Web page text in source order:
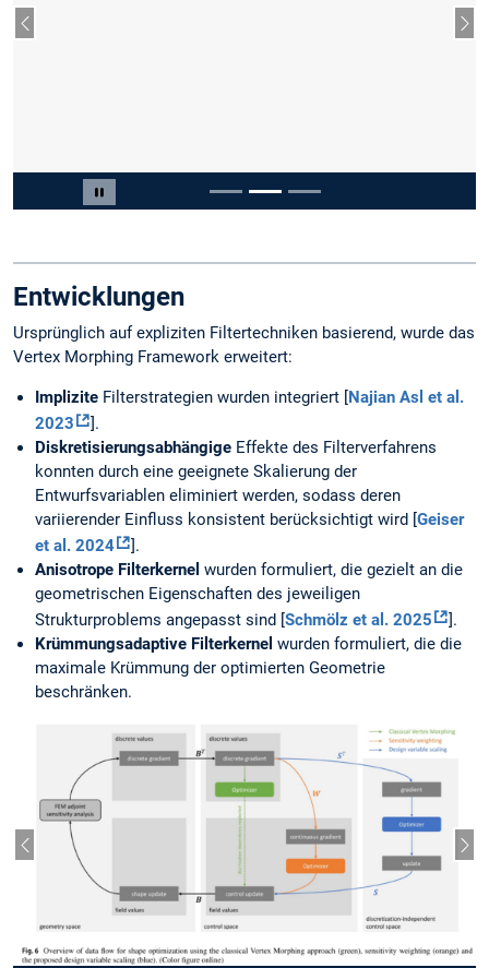
Carousel pausieren
Vorheriger Slide
Slide 2 von 3
Entwicklungen
Ursprünglich auf expliziten Filtertechniken basierend, wurde das
Vertex Morphing Framework erweitert:
Implizite Filterstrategien wurden integriert [ Najian Asl et al.
2023
].
Diskretisierungsabhängige Effekte des Filterverfahrens
konnten durch eine geeignete Skalierung der
Entwurfsvariablen eliminiert werden, sodass deren
variierender Einfluss konsistent berücksichtigt wird [ Geiser
et al. 2024
].
Anisotrope Filterkernel wurden formuliert, die gezielt an die
geometrischen Eigenschaften des jeweiligen
Strukturproblems angepasst sind [ Schmölz et al. 2025
].
Krümmungsadaptive Filterkernel wurden formuliert, die die
maximale Krümmung der optimierten Geometrie
beschränken.
Vorheriger Slide